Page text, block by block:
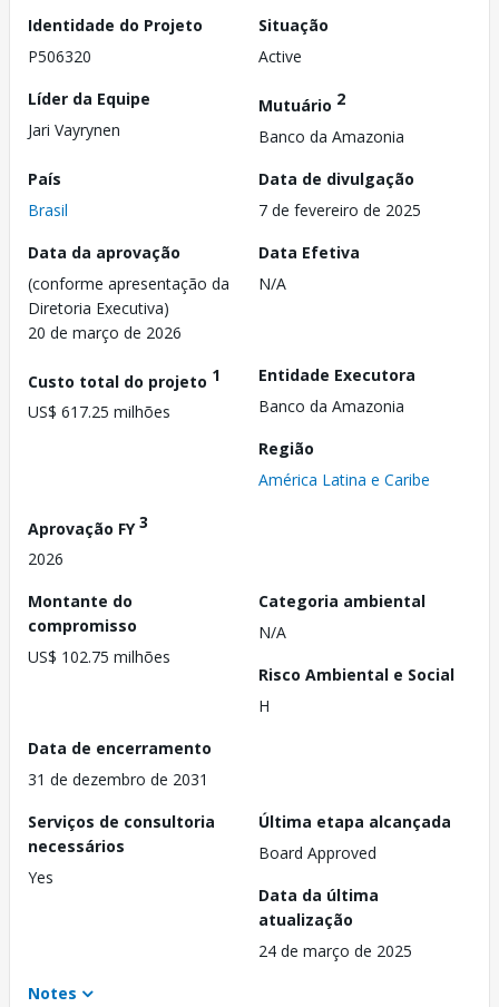
Identidade do Projeto
P506320
Situação
Active
Líder da Equipe
Jari Vayrynen
Mutuário 2
Banco da Amazonia
País
Brasil
Data de divulgação
7 de fevereiro de 2025
Data da aprovação
(conforme apresentação da
Diretoria Executiva)
20 de março de 2026
Data Efetiva
N/A
Custo total do projeto 1
US$ 617.25 milhões
Entidade Executora
Banco da Amazonia
Região
América Latina e Caribe
Aprovação FY3
2026
Montante do
compromisso
US$ 102.75 milhões
Categoria ambiental
N/A
Risco Ambiental e Social
H
Data de encerramento
31 de dezembro de 2031
Serviços de consultoria
necessários
Yes
Última etapa alcançada
Board Approved
Data da última
atualização
24 de março de 2025
Notes